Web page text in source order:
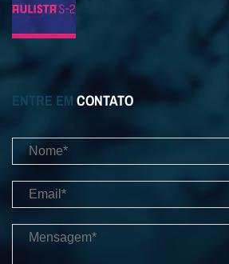
ENTRE EM CONTATO